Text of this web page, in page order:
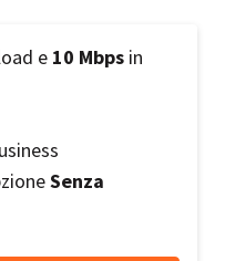
e 10 Mbps in
Senza